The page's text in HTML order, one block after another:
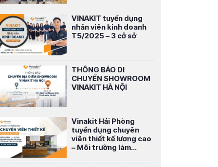
VINAKIT tuyển dụng
nhân viên kinh doanh
T5/2025 – 3 cở sở
THÔNG BÁO DI
CHUYỂN SHOWROOM
VINAKIT HÀ NỘI
Vinakit Hải Phòng
tuyển dụng chuyên
viên thiết kế lương cao
– Môi trường làm...